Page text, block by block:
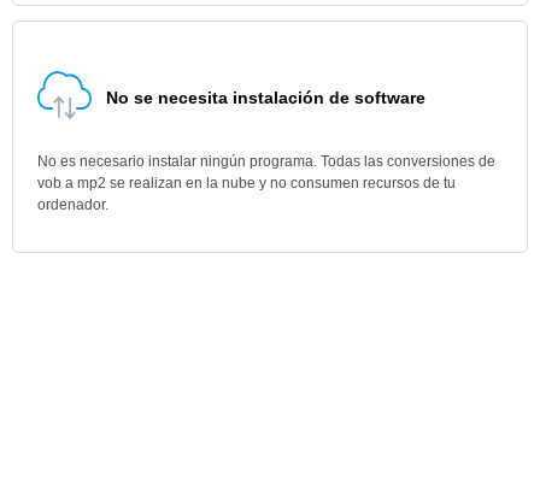
No se necesita instalación de software
No es necesario instalar ningún programa. Todas las conversiones de
vob a mp2 se realizan en la nube y no consumen recursos de tu
ordenador.